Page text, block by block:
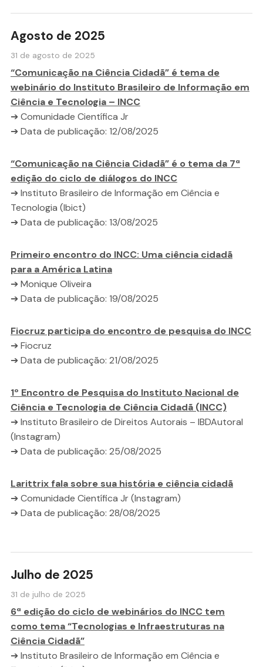
Agosto de 2025
31 de agosto de 2025
“Comunicação na Ciência Cidadã” é tema de
webinário do Instituto Brasileiro de Informação em
Ciência e Tecnologia – INCC
➔ Comunidade Científica Jr
➔ Data de publicação: 12/08/2025
“Comunicação na Ciência Cidadã” é o tema da 7ª
edição do ciclo de diálogos do INCC
➔ Instituto Brasileiro de Informação em Ciência e
Tecnologia (Ibict)
➔ Data de publicação: 13/08/2025
Primeiro encontro do INCC: Uma ciência cidadã
para a América Latina
➔ Monique Oliveira
➔ Data de publicação: 19/08/2025
Fiocruz participa do encontro de pesquisa do INCC
➔ Fiocruz
➔ Data de publicação: 21/08/2025
1º Encontro de Pesquisa do Instituto Nacional de
Ciência e Tecnologia de Ciência Cidadã (INCC)
➔ Instituto Brasileiro de Direitos Autorais – IBDAutoral
(Instagram)
➔ Data de publicação: 25/08/2025
Larittrix fala sobre sua história e ciência cidadã
➔ Comunidade Científica Jr (Instagram)
➔ Data de publicação: 28/08/2025
Julho de 2025
31 de julho de 2025
6ª edição do ciclo de webinários do INCC tem
como tema “Tecnologias e Infraestruturas na
Ciência Cidadã”
➔ Instituto Brasileiro de Informação em Ciência e